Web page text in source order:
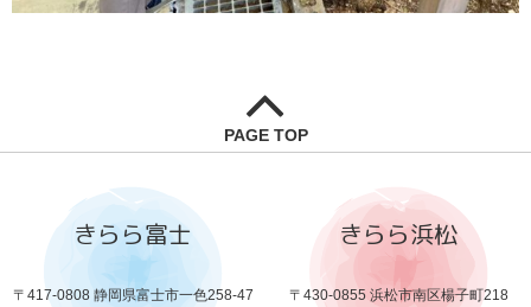
PAGE TOP
きらら富士
〒417-0808 静岡県富士市一色258-47
きらら浜松
〒430-0855 浜松市南区楊子町218